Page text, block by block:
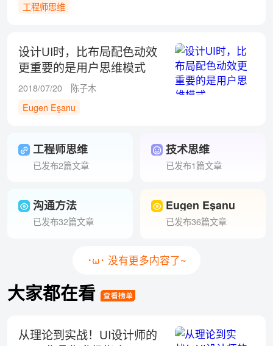
工程师思维
设计UI时，比布局配色动效
更重要的是用户思维模式
2018/07/20
陈子木
Eugen Eşanu
工程师思维
已发布2篇文章
技术思维
已发布1篇文章
沟通方法
已发布32篇文章
Eugen Eşanu
已发布36篇文章
･ω･ 没有更多内容了~
大家都在看
从理论到实战！UI设计师的